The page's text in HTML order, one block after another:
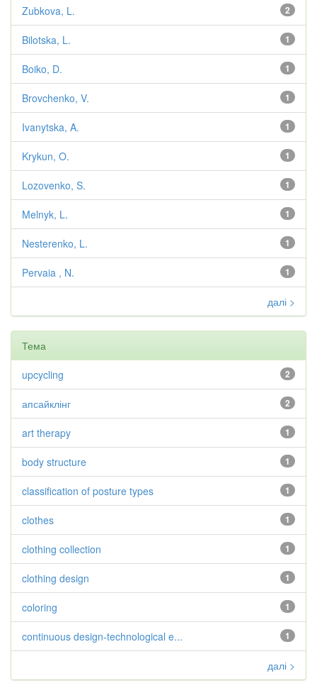
2
Zubkova, L.
1
Bilotska, L.
1
Boiko, D.
1
Brovchenko, V.
1
Ivanytska, A.
1
Krykun, O.
1
Lozovenko, S.
1
Melnyk, L.
1
Nesterenko, L.
1
Pervaia , N.
далі >
Тема
2
upcycling
2
апсайклінг
1
art therapy
1
body structure
1
classification of posture types
1
clothes
1
clothing collection
1
clothing design
1
coloring
1
continuous design-technological e...
далі >